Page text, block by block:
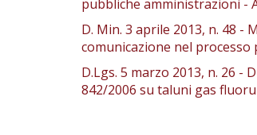
pubbliche amministrazioni -
D. Min. 3 aprile 2013, n. 48
comunicazione nel processo
D.Lgs. 5 marzo 2013, n. 26 -
842/2006 su taluni gas